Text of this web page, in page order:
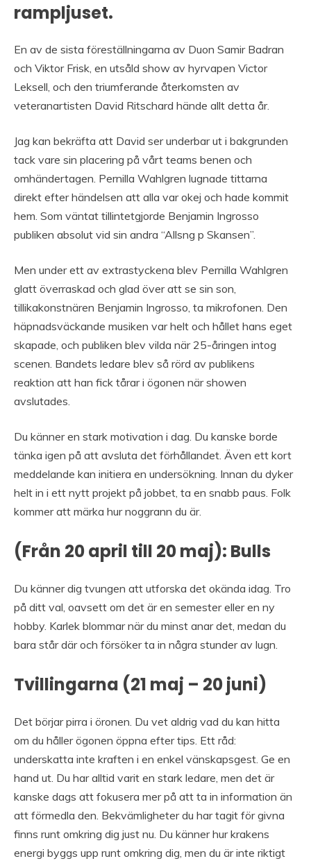
rampljuset.
En av de sista föreställningarna av Duon Samir Badran
och Viktor Frisk, en utsåld show av hyrvapen Victor
Leksell, och den triumferande återkomsten av
veteranartisten David Ritschard hände allt detta år.
Jag kan bekräfta att David ser underbar ut i bakgrunden
tack vare sin placering på vårt teams benen och
omhändertagen. Pernilla Wahlgren lugnade tittarna
direkt efter händelsen att alla var okej och hade kommit
hem. Som väntat tillintetgjorde Benjamin Ingrosso
publiken absolut vid sin andra “Allsng p Skansen”.
Men under ett av extrastyckena blev Pernilla Wahlgren
glatt överraskad och glad över att se sin son,
tillikakonstnären Benjamin Ingrosso, ta mikrofonen. Den
häpnadsväckande musiken var helt och hållet hans eget
skapade, och publiken blev vilda när 25-åringen intog
scenen. Bandets ledare blev så rörd av publikens
reaktion att han fick tårar i ögonen när showen
avslutades.
Du känner en stark motivation i dag. Du kanske borde
tänka igen på att avsluta det förhållandet. Även ett kort
meddelande kan initiera en undersökning. Innan du dyker
helt in i ett nytt projekt på jobbet, ta en snabb paus. Folk
kommer att märka hur noggrann du är.
(Från 20 april till 20 maj): Bulls
Du känner dig tvungen att utforska det okända idag. Tro
på ditt val, oavsett om det är en semester eller en ny
hobby. Karlek blommar när du minst anar det, medan du
bara står där och försöker ta in några stunder av lugn.
Tvillingarna (21 maj – 20 juni)
Det börjar pirra i öronen. Du vet aldrig vad du kan hitta
om du håller ögonen öppna efter tips. Ett råd:
underskatta inte kraften i en enkel vänskapsgest. Ge en
hand ut. Du har alltid varit en stark ledare, men det är
kanske dags att fokusera mer på att ta in information än
att förmedla den. Bekvämligheter du har tagit för givna
finns runt omkring dig just nu. Du känner hur krakens
energi byggs upp runt omkring dig, men du är inte riktigt